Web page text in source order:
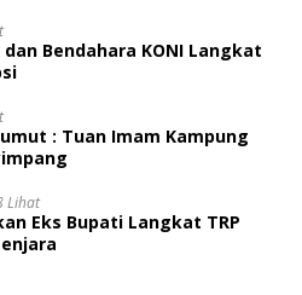
Bendahara KONI Langkat
: Tuan Imam Kampung
Lihat
Eks Bupati Langkat TRP